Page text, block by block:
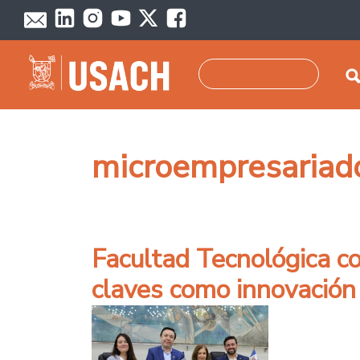
Pasar al contenido principal
Facultad Tecnológica
claves como